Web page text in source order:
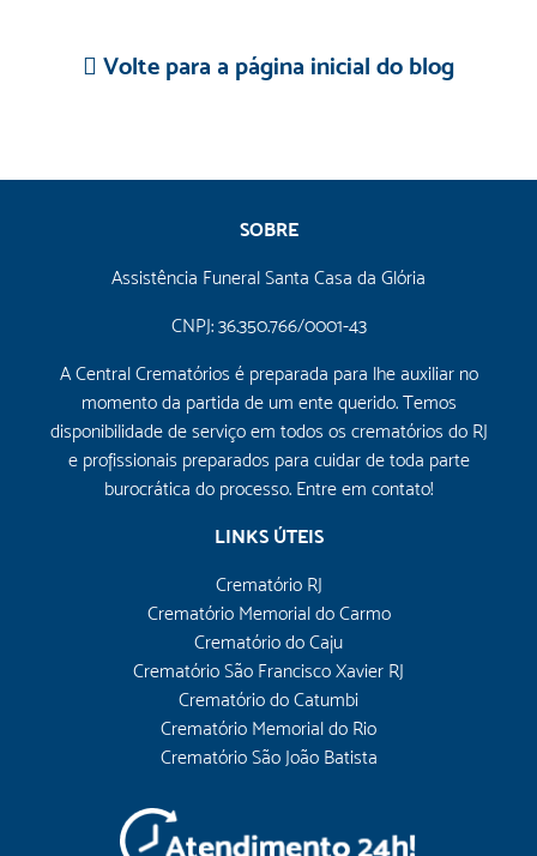
Volte para a página inicial do blog
SOBRE
Assistência Funeral Santa Casa da Glória
CNPJ: 36.350.766/0001-43
A Central Crematórios é preparada para lhe auxiliar no
momento da partida de um ente querido. Temos
disponibilidade de serviço em todos os crematórios do RJ
e profissionais preparados para cuidar de toda parte
burocrática do processo. Entre em contato!
LINKS ÚTEIS
Crematório RJ
Crematório Memorial do Carmo
Crematório do Caju
Crematório São Francisco Xavier RJ
Crematório do Catumbi
Crematório Memorial do Rio
Crematório São João Batista